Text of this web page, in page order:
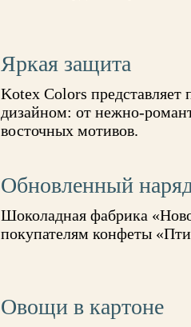
Яркая защита
Kotex Colors
дизайном: от нежно-
восточных мотивов.
Обновленный
Шоколадная фабрика
покупателям конфеты
Овощи в картоне